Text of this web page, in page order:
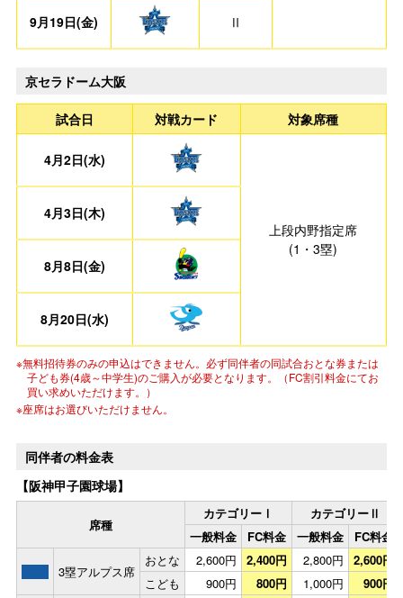
9月19日(金) Ⅱ
京セラドーム大阪
試合日 対戦カード 対象席種
4月2日(水)
上段内野指定席
(1・3塁)
4月3日(木)
8月8日(金)
8月20日(水)
※無料招待券のみの申込はできません。必ず同伴者の同試合おとな券または
子ども券(4歳～中学生)のご購入が必要となります。（FC割引料金にてお
買い求めいただけます。）
※座席はお選びいただけません。
同伴者の料金表
【阪神甲子園球場】
席種
カテゴリーⅠ
カテゴリーⅡ
一般料金
FC料金 一般料金 FC料金
3塁アルプス席
おとな 2,600円 2,400円 2,800円
2,600円
こども
900円 800円 1,000円 900円